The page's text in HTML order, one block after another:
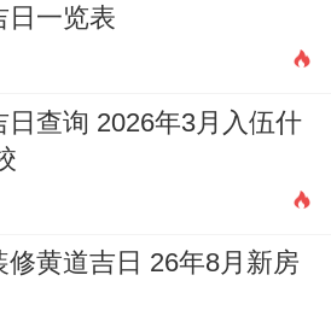
食神当令，才华得以展
点子。偏财运势上升，可
多。健康留意肝胆。
比肩夺财之势明显，容易
感情防外界闲言干扰。
日一览表
日查询 2026年3月入伍什
修黄道吉日 26年8月新房